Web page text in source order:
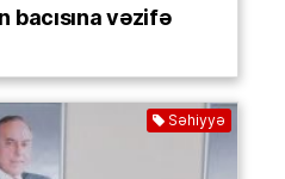
bacısına vəzifə
Səhiyyə